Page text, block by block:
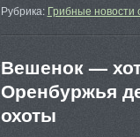
Рубрика: Грибные новости
Вешенок —
Оренбуржья
охоты